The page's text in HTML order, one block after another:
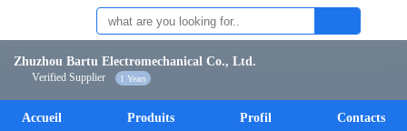
Zhuzhou Bartu Electromechanical Co., Ltd.
Verified Supplier 1 Years
Accueil Produits Profil Contacts